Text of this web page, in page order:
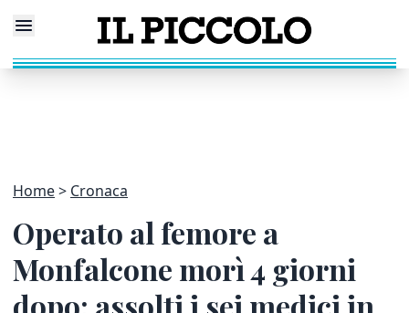
Home Cronaca
Operato al femore a
Monfalcone morì 4 giorni